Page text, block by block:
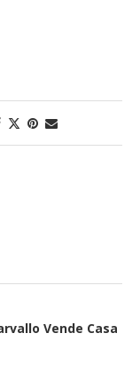
Vende Casa